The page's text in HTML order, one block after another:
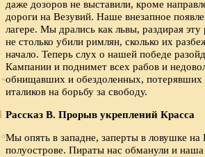
даже дозоров не выставили, кроме
дороги на Везувий. Наше внезапное
лагере. Мы дрались как львы, раздирая
не столько убили римлян, сколько их
начало. Теперь слух о нашей победе
Кампании и поднимет всех рабов и
обнищавших и обездоленных, потерявших
италиков на борьбу за свободу.
Рассказ В. Прорыв укреплений Красса
Мы опять в западне, заперты в ловушке на
полуострове. Пираты нас обманули и наша